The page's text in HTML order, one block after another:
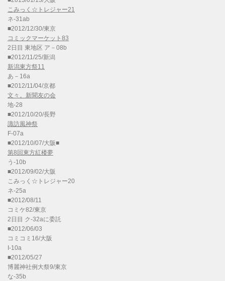
こみっく☆トレジャー21
ネ-31ab
■2012/12/30/東京
コミックマーケット83
2日目 東地区 ア－08b
■2012/11/25/新潟
新潟東方祭11
あ－16a
■2012/11/04/京都
文々。新聞友の会
地-28
■2012/10/20/長野
諏訪風神祭
F-07a
■2012/10/07/大阪■
第8回東方紅楼夢
う-10b
■2012/09/02/大阪
こみっく☆トレジャー20
ネ-25a
■2012/08/11
コミケ82/東京
2日目 ク-32aに委託
■2012/06/03
コミコミ16/大阪
I-10a
■2012/05/27
博麗神社例大祭9/東京
な-35b